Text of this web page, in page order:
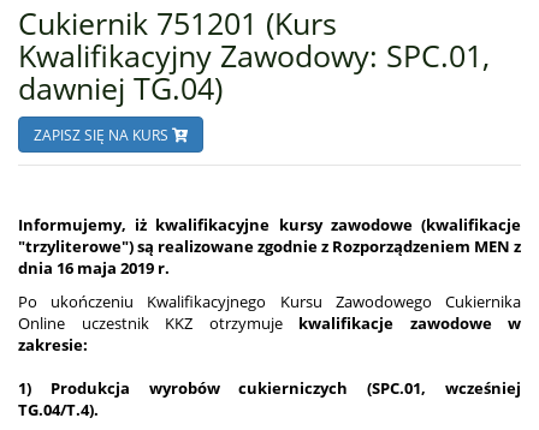
Cukiernik 751201 (Kurs
Kwalifikacyjny Zawodowy: SPC.01,
dawniej TG.04)
ZAPISZ SIĘ NA KURS
Informujemy, iż kwalifikacyjne kursy zawodowe (kwalifikacje
"trzyliterowe") są realizowane zgodnie z Rozporządzeniem MEN z
dnia 16 maja 2019 r.
Po ukończeniu Kwalifikacyjnego Kursu Zawodowego Cukiernika
Online uczestnik KKZ otrzymuje kwalifikacje zawodowe w
zakresie:
1) Produkcja wyrobów cukierniczych (SPC.01, wcześniej
TG.04/T.4).